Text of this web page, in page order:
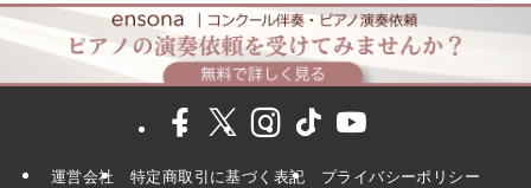
運営会社 特定商取引に基づく表記 プライバシーポリシー